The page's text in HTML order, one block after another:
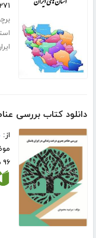
۲۷۱ صفحه
دانلود کتاب بررسی
از:
۹۶ صفحه